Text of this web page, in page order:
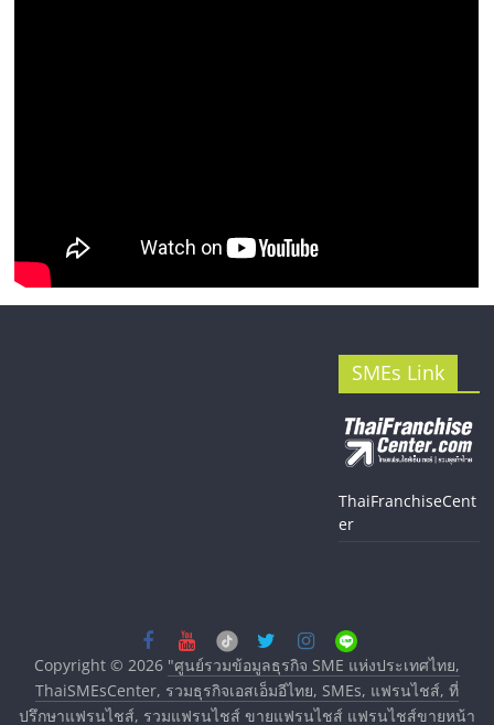
SMEs Link
ThaiFranchiseCent
er
Copyright © 2026 "ศูนย์รวมข้อมูลธุรกิจ SME แห่งประเทศไทย,
ThaiSMEsCenter, รวมธุรกิจเอสเอ็มอีไทย, SMEs, แฟรนไชส์, ที่
ปรึกษาแฟรนไชส์, รวมแฟรนไชส์ ขายแฟรนไชส์ แฟรนไชส์ขายหน้า